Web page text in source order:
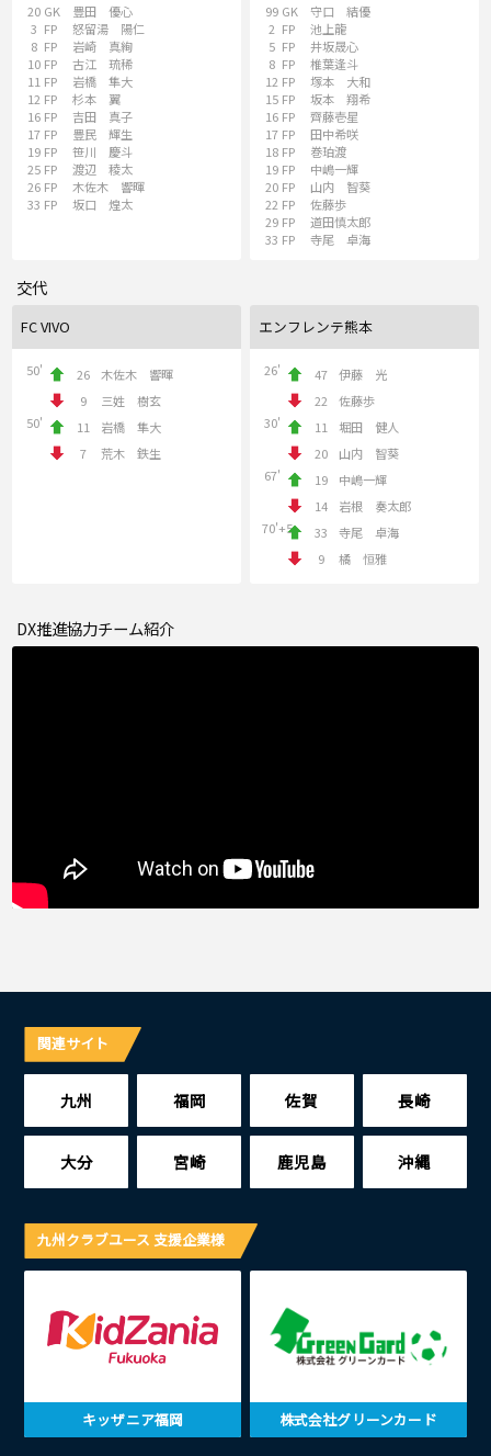
20 GK
豊田 優心
3 FP
怒留湯 陽仁
8 FP
岩崎 真絢
10 FP
古江 琉稀
11 FP
岩橋 隼大
12 FP
杉本 翼
16 FP
吉田 真子
17 FP
豊民 輝生
19 FP
笹川 慶斗
25 FP
渡辺 稜太
26 FP
木佐木 響暉
33 FP 坂口 煌太
99 GK
守口 結優
2 FP
池上龍
5 FP
井坂晟心
8 FP
椎葉逢斗
12 FP
塚本 大和
15 FP
坂本 翔希
16 FP
齊藤壱星
17 FP
田中希咲
18 FP
巻珀渡
19 FP
中嶋一輝
20 FP
山内 智葵
22 FP
佐藤歩
29 FP
道田慎太郎
33 FP 寺尾 卓海
交代
FC VIVO
50' 26
木佐木 響暉
9
三姓 樹玄
50'
11
岩橋 隼大
7
荒木 鉄生
エンフレンテ熊本
26' 47
伊藤 光
22
佐藤歩
30'
11
堀田 健人
20
山内 智葵
67'
19
中嶋一輝
14
岩根 奏太郎
70'+5
33
寺尾 卓海
9
橘 恒雅
DX推進協力チーム紹介
関連サイト
九州 福岡 佐賀 長崎
大分 宮崎 鹿児島 沖縄
九州クラブユース 支援企業様
キッザニア福岡 株式会社グリーンカード